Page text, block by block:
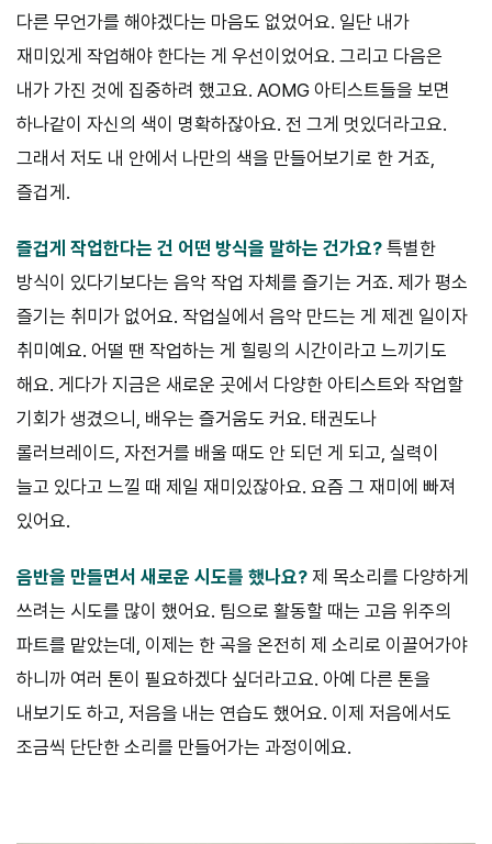
다른 무언가를 해야겠다는 마음도 없었어요. 일단 내가
재미있게 작업해야 한다는 게 우선이었어요. 그리고 다음은
내가 가진 것에 집중하려 했고요. AOMG 아티스트들을 보면
하나같이 자신의 색이 명확하잖아요. 전 그게 멋있더라고요.
그래서 저도 내 안에서 나만의 색을 만들어보기로 한 거죠,
즐겁게.
즐겁게 작업한다는 건 어떤 방식을 말하는 건가요? 특별한
방식이 있다기보다는 음악 작업 자체를 즐기는 거죠. 제가 평소
즐기는 취미가 없어요. 작업실에서 음악 만드는 게 제겐 일이자
취미예요. 어떨 땐 작업하는 게 힐링의 시간이라고 느끼기도
해요. 게다가 지금은 새로운 곳에서 다양한 아티스트와 작업할
기회가 생겼으니, 배우는 즐거움도 커요. 태권도나
롤러브레이드, 자전거를 배울 때도 안 되던 게 되고, 실력이
늘고 있다고 느낄 때 제일 재미있잖아요. 요즘 그 재미에 빠져
있어요.
음반을 만들면서 새로운 시도를 했나요? 제 목소리를 다양하게
쓰려는 시도를 많이 했어요. 팀으로 활동할 때는 고음 위주의
파트를 맡았는데, 이제는 한 곡을 온전히 제 소리로 이끌어가야
하니까 여러 톤이 필요하겠다 싶더라고요. 아예 다른 톤을
내보기도 하고, 저음을 내는 연습도 했어요. 이제 저음에서도
조금씩 단단한 소리를 만들어가는 과정이에요.